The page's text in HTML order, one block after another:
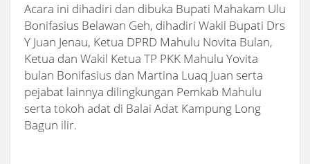
Acara ini dihadiri dan dibuka Bupati Mahakam Ulu
Bonifasius Belawan Geh, dihadiri Wakil Bupati Drs
Y Juan Jenau, Ketua DPRD Mahulu Novita Bulan,
Ketua dan Wakil Ketua TP PKK Mahulu Yovita
bulan Bonifasius dan Martina Luaq Juan serta
pejabat lainnya dilingkungan Pemkab Mahulu
serta tokoh adat di Balai Adat Kampung Long
Bagun ilir.